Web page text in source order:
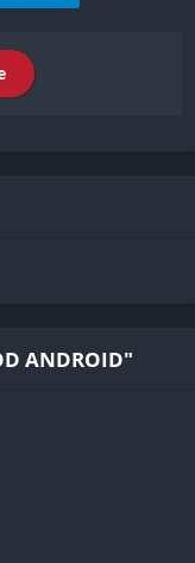
ANDROID"